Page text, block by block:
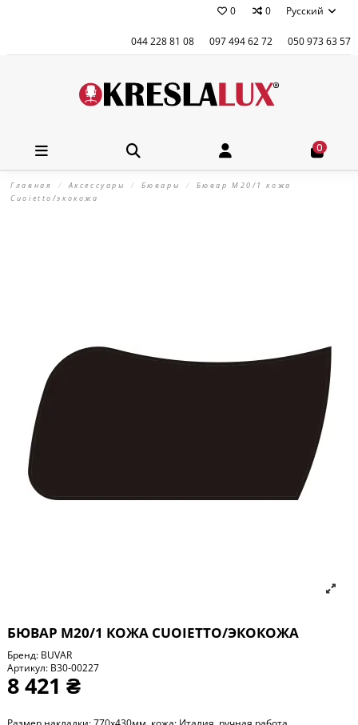
0 0 Русский
044 228 81 08 097 494 62 72 050 973 63 57
0
Главная Аксессуары Бювары
Бювар М20/1 кожа
Cuoietto/экокожа
БЮВАР М20/1 КОЖА CUOIETTO/ЭКОКОЖА
Бренд: BUVAR
Артикул: B30-00227
8 421 ₴